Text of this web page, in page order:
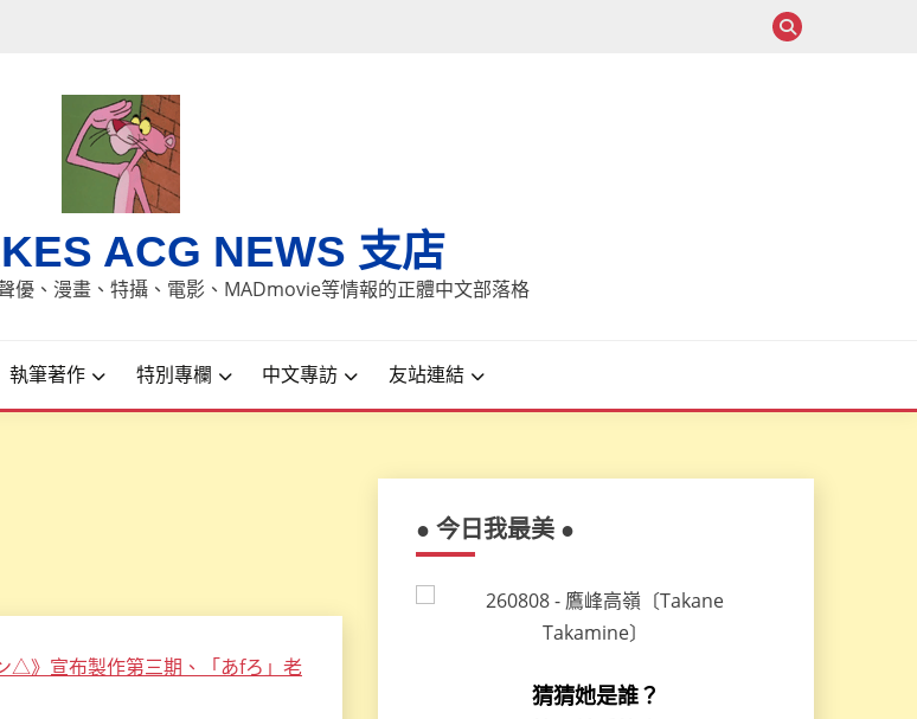
ACG NEWS 支店
優、漫畫、特攝、電影、MADmovie等情報的正體中文部落格
執筆著作 特別專欄 中文專訪 友站連結
● 今日我最美 ●
猜猜她是誰？